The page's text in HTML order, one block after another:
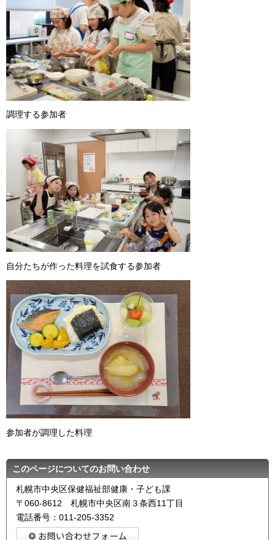
調理する参加者
自分たちが作った料理を試食する参加者
参加者が調理した料理
このページについてのお問い合わせ
札幌市中央区保健福祉部健康・子ども課
〒060-8612 札幌市中央区南３条西11丁目
電話番号：011-205-3352